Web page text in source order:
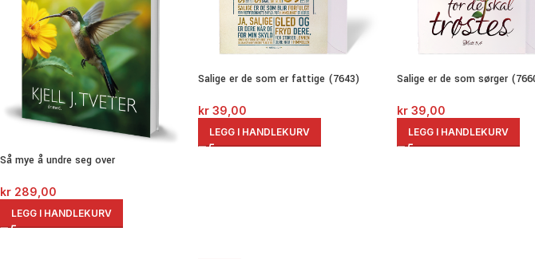
Så mye å undre seg over
kr 289,00
LEGG I HANDLEKURV
Salige er de som er fattige (7643)
kr 39,00
LEGG I HANDLEKURV
Salige er de som sørger
kr39,00
LEGG I HANDLEKURV